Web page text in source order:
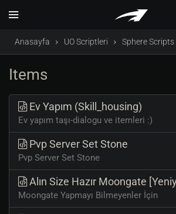
Anasayfa UO Scriptleri Sphere Scripts
Items
Ev Yapım (Skill_housing)
Ev yapım taşı-dialogu ve itemleri :)
Pvp Server Set Stone
Pvp Server Set Stone
Alın Size Hazır Moongate
Moongate Yapmayı Bilmeyenler İçin